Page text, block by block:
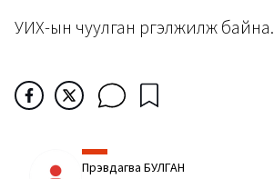
УИХ-ын чуулган үргэлжилж байна.
Пүрэвдагва БУЛГАН